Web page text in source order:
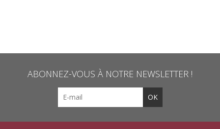
ABONNEZ-VOUS À NOTRE NEWSLETTER !